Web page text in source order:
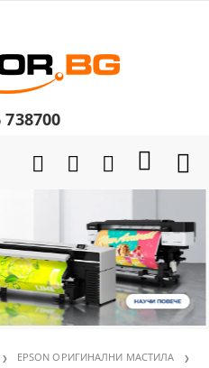
738700
EPSON ОРИГИНАЛНИ МАСТИЛА